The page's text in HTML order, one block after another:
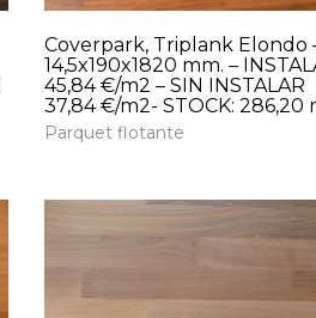
Coverpark, Triplank Elondo
14,5x190x1820 mm. –
45,84 €/m2 – SIN INSTALAR
37,84 €/m2- STOCK: 286,20
Parquet flotante